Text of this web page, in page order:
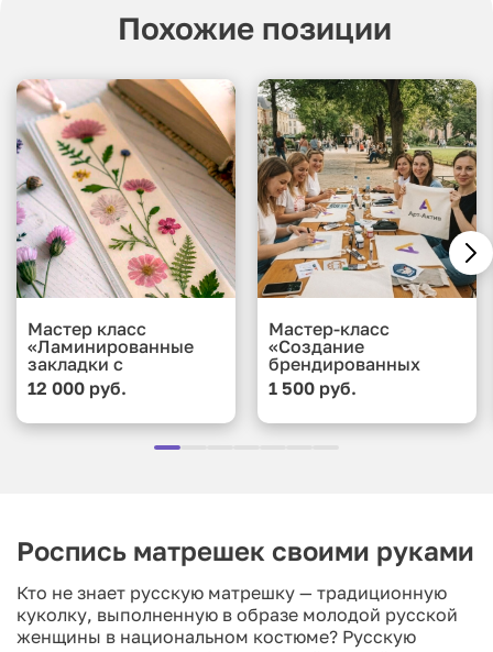
Похожие позиции
Мастер класс
«Ламинированные
закладки с
сухоцветами и
коллажами»
12 000 руб.
Мастер-класс
«Создание
брендированных
подушек»
1 500 руб.
Роспись матрешек своими руками
Кто не знает русскую матрешку — традиционную
куколку, выполненную в образе молодой русской
женщины в национальном костюме? Русскую